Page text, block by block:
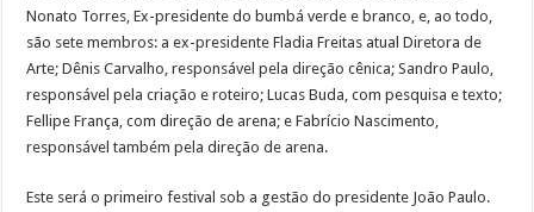
Nonato Torres, Ex-presidente do bumbá verde e branco, e, ao todo,
são sete membros: a ex-presidente Fladia Freitas atual Diretora de
Arte; Dênis Carvalho, responsável pela direção cênica; Sandro Paulo,
responsável pela criação e roteiro; Lucas Buda, com pesquisa e texto;
Fellipe França, com direção de arena; e Fabrício Nascimento,
responsável também pela direção de arena.
Este será o primeiro festival sob a gestão do presidente João Paulo.